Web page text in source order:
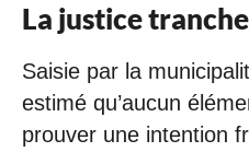
La justice
Saisie par la
estimé qu’aucun
prouver une intention